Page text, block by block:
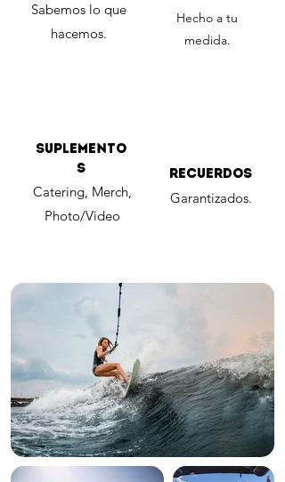
Sabemos lo que
hacemos.
Hecho a tu
medida.
Suplemento
s
Catering, Merch,
Photo/Video
Recuerdos
Garantizados.